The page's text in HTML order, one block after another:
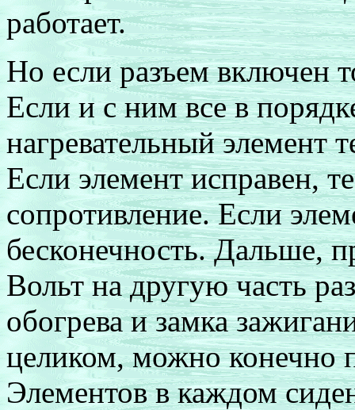
работает.
Но если разъем включен
Если и с ним все в
нагревательный элемент
Если элемент исправен,
сопротивление. Если
бесконечность. Дальше,
Вольт на другую часть
обогреваи замка
целиком, можно конечно
Элементов в каждом